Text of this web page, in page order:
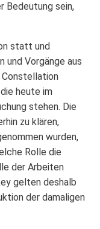
Bedeutung sein,
statt und
und Vorgänge aus
Constellation
heute im
stehen. Die
zu klären,
wurden,
Rolle die
der Arbeiten
gelten deshalb
der damaligen